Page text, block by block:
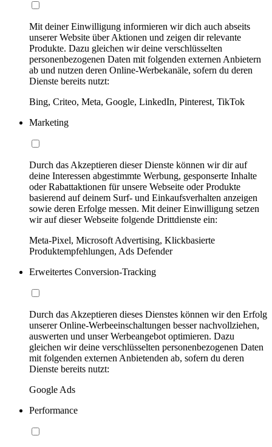
Mit deiner Einwilligung informieren wir dich auch abseits
unserer Website über Aktionen und zeigen dir relevante
Produkte. Dazu gleichen wir deine verschlüsselten
personenbezogenen Daten mit folgenden externen Anbietern
ab und nutzen deren Online-Werbekanäle, sofern du deren
Dienste bereits nutzt:
Bing, Criteo, Meta, Google, LinkedIn, Pinterest, TikTok
Marketing
Durch das Akzeptieren dieser Dienste können wir dir auf
deine Interessen abgestimmte Werbung, gesponserte Inhalte
oder Rabattaktionen für unsere Webseite oder Produkte
basierend auf deinem Surf- und Einkaufsverhalten anzeigen
sowie deren Erfolge messen. Mit deiner Einwilligung setzen
wir auf dieser Webseite folgende Drittdienste ein:
Meta-Pixel, Microsoft Advertising, Klickbasierte
Produktempfehlungen, Ads Defender
Erweitertes Conversion-Tracking
Durch das Akzeptieren dieses Dienstes können wir den Erfolg
unserer Online-Werbeeinschaltungen besser nachvollziehen,
auswerten und unser Werbeangebot optimieren. Dazu
gleichen wir deine verschlüsselten personenbezogenen Daten
mit folgenden externen Anbietenden ab, sofern du deren
Dienste bereits nutzt:
Google Ads
Performance